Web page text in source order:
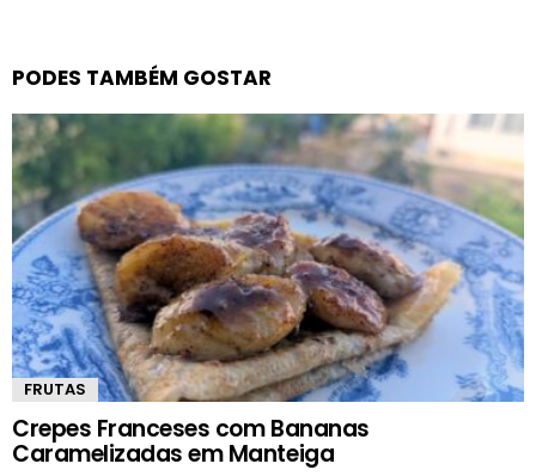
PODES TAMBÉM GOSTAR
FRUTAS
Crepes Franceses com Bananas
Caramelizadas em Manteiga